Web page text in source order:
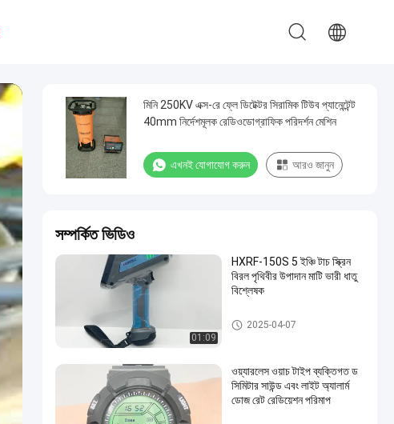
মিনি 250KV এক্স-রে ফ্লে ডিটেক্টর সিরামিক টিউব প্যানেন্টেন্ট
40mm নির্দেশমূলক রেডিওডোগ্রাফিক পরিদর্শন মেশিন
এখনই যোগাযোগ করুন আরও জানুন
সম্পর্কিত ভিডিও
01:09
HXRF-150S 5 ইঞ্চি টাচ স্ক্রিন
বিরল পৃথিবীর উপাদান মাটি ভারী ধাতু
বিশ্লেষক
এক্স-রে ফাটল আবিষ্কারক
2025-04-07
ওয়্যারলেস ওয়াচ টাইপ ব্যক্তিগত ড
সিমিটার সাউন্ড এবং লাইট অ্যালার্ম
ডোজ রেট রেডিয়েশন পরিমাপ